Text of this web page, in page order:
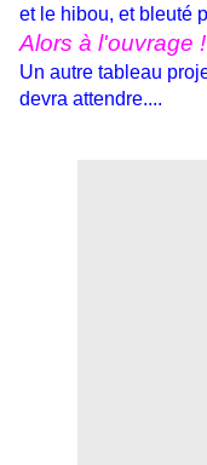
et le hibou, et bleuté
Alors à l'ouvrage !
Un autre tableau
devra attendre....